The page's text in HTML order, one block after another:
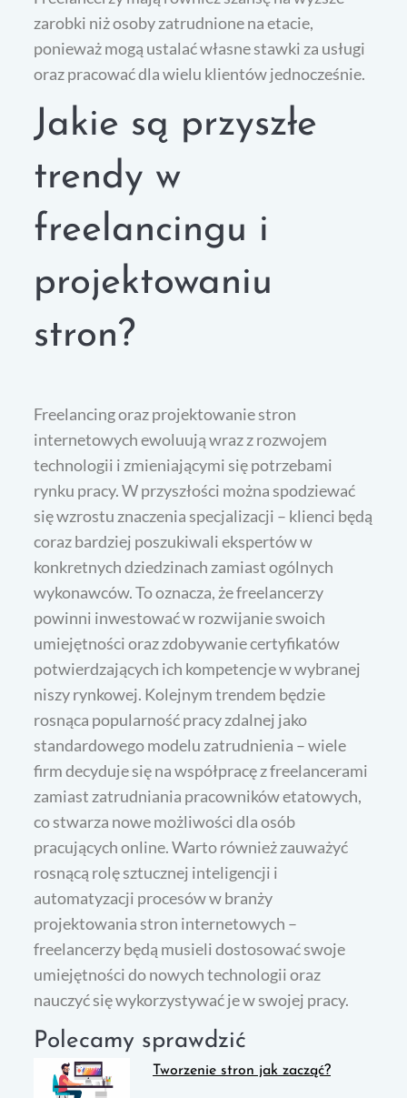
zarobki niż osoby zatrudnione na etacie,
ponieważ mogą ustalać własne stawki za usługi
oraz pracować dla wielu klientów jednocześnie.
Jakie są przyszłe
trendy w
freelancingu i
projektowaniu
stron?
Freelancing oraz projektowanie stron
internetowych ewoluują wraz z rozwojem
technologii i zmieniającymi się potrzebami
rynku pracy. W przyszłości można spodziewać
się wzrostu znaczenia specjalizacji – klienci będą
coraz bardziej poszukiwali ekspertów w
konkretnych dziedzinach zamiast ogólnych
wykonawców. To oznacza, że freelancerzy
powinni inwestować w rozwijanie swoich
umiejętności oraz zdobywanie certyfikatów
potwierdzających ich kompetencje w wybranej
niszy rynkowej. Kolejnym trendem będzie
rosnąca popularność pracy zdalnej jako
standardowego modelu zatrudnienia – wiele
firm decyduje się na współpracę z freelancerami
zamiast zatrudniania pracowników etatowych,
co stwarza nowe możliwości dla osób
pracujących online. Warto również zauważyć
rosnącą rolę sztucznej inteligencji i
automatyzacji procesów w branży
projektowania stron internetowych –
freelancerzy będą musieli dostosować swoje
umiejętności do nowych technologii oraz
nauczyć się wykorzystywać je w swojej pracy.
Polecamy sprawdzić
Tworzenie stron jak zacząć?